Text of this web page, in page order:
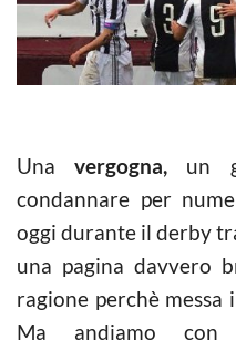
Unavergogna, un
condannare per
oggi durante il derby
una pagina davvero
ragione perchè messa
Ma andiamo